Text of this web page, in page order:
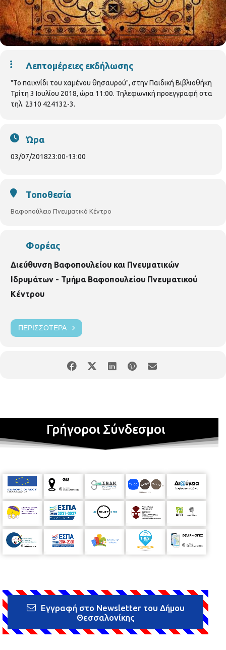
Λεπτομέρειες εκδήλωσης
"Το παιχνίδι του χαμένου θησαυρού", στην Παιδική Βιβλιοθήκη
Τρίτη 3 Ιουλίου 2018, ώρα 11:00. Τηλεφωνική προεγγραφή στα
τηλ. 2310 424132-3.
Ώρα
03/07/201823:00-13:00
Τοποθεσία
Βαφοπούλειο Πνευματικό Κέντρο
Φορέας
Διεύθυνση Βαφοπουλείου και Πνευματικών
Ιδρυμάτων - Τμήμα Βαφοπουλείου Πνευματικού
Κέντρου
ΠΕΡΙΣΣΌΤΕΡΑ
Γρήγοροι Σύνδεσμοι
Εγγραφή στο Newsletter του Δήμου
Θεσσαλονίκης